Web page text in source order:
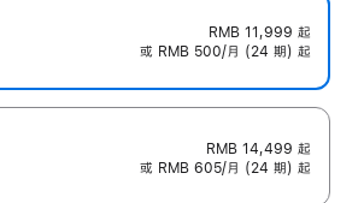
RMB 11,999 起
或 RMB 500/月 (24 期) 起
RMB 14,499 起
或 RMB 605/月 (24 期) 起